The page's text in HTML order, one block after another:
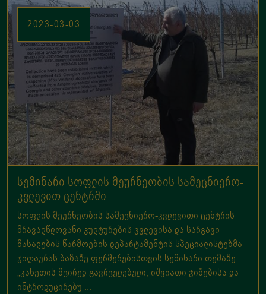
სემინარი სოფლის მეურნეობის სამეცნიერო-
კვლევით ცენტრში
სოფლის მეურნეობის სამეცნიერო-კვლევითი ცენტრის
მრავალწლოვანი კულტურების კვლევისა და სარგავი
მასალების წარმოების დეპარტამენტის სპეციალისტებმა
ჯიღაურას ბაზაზე ფერმერებისთვის სემინარი თემაზე
„კახეთის მცირედ გავრცელებული, იშვიათი ჯიშებისა და
ინტროდუცირებუ ...